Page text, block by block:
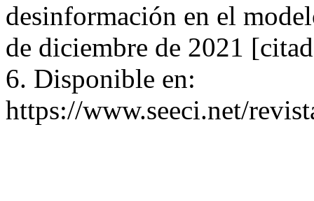
desinformación en el
de diciembre de 2021
6. Disponible en:
https://www.seeci.net/